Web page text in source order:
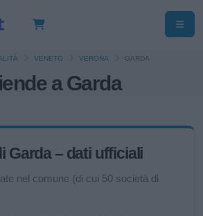
a Garda
VENETO VERONA GARDA
Garda – dati ufficiali
nel comune (di cui 50 società di